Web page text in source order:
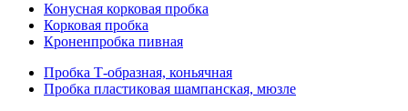
Конусная корковая пробка
Корковая пробка
Кроненпробка пивная
Пробка Т-образная, коньячная
Пробка пластиковая шампанская, мюзле